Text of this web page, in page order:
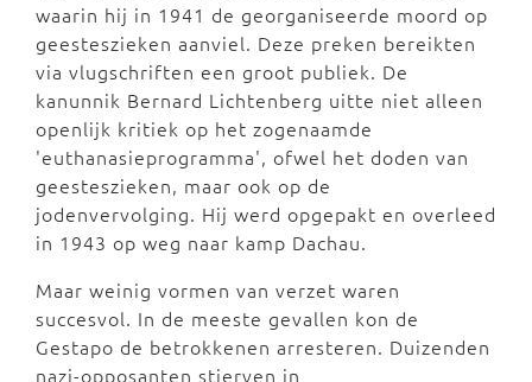
waarin hij in 1941 de georganiseerde moord op
geesteszieken aanviel. Deze preken bereikten
via vlugschriften een groot publiek. De
kanunnik Bernard Lichtenberg uitte niet alleen
openlijk kritiek op het zogenaamde
'euthanasieprogramma', ofwel het doden van
geesteszieken, maar ook op de
jodenvervolging. Hij werd opgepakt en overleed
in 1943 op weg naar kamp Dachau.
Maar weinig vormen van verzet waren
succesvol. In de meeste gevallen kon de
Gestapo de betrokkenen arresteren. Duizenden
nazi-opposanten stierven in